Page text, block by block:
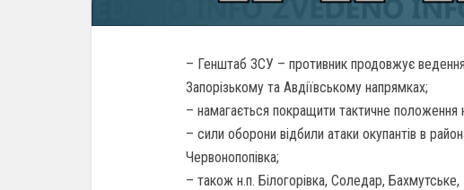
– Генштаб ЗСУ – противник продовжує
Запорізькому та Авдіївському напрямках;
– намагається покращити тактичне
– сили оборони відбили атаки окупантів в
Червонопопівка;
– також н.п. Білогорівка, Соледар,